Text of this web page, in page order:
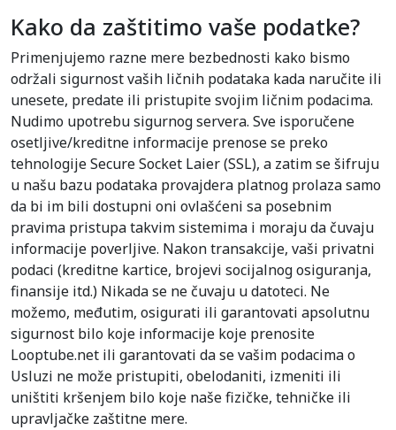
Kako da zaštitimo vaše podatke?
Primenjujemo razne mere bezbednosti kako bismo
održali sigurnost vaših ličnih podataka kada naručite ili
unesete, predate ili pristupite svojim ličnim podacima.
Nudimo upotrebu sigurnog servera. Sve isporučene
osetljive/kreditne informacije prenose se preko
tehnologije Secure Socket Laier (SSL), a zatim se šifruju
u našu bazu podataka provajdera platnog prolaza samo
da bi im bili dostupni oni ovlašćeni sa posebnim
pravima pristupa takvim sistemima i moraju da čuvaju
informacije poverljive. Nakon transakcije, vaši privatni
podaci (kreditne kartice, brojevi socijalnog osiguranja,
finansije itd.) Nikada se ne čuvaju u datoteci. Ne
možemo, međutim, osigurati ili garantovati apsolutnu
sigurnost bilo koje informacije koje prenosite
Looptube.net ili garantovati da se vašim podacima o
Usluzi ne može pristupiti, obelodaniti, izmeniti ili
uništiti kršenjem bilo koje naše fizičke, tehničke ili
upravljačke zaštitne mere.